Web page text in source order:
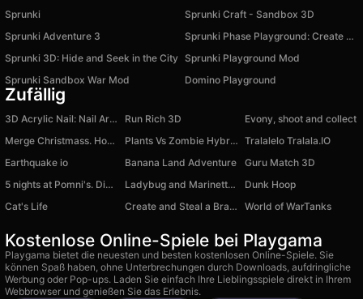
Sprunki
Sprunki Craft - Sandbox 3D
Sprunki Adventure 3
Sprunki Phase Playground: Create Sprunki and Music
Sprunki 3D: Hide and Seek in the City Sprunki Playground Mod
Sprunki Sandbox War Mod
Domino Playground
Zufällig
3D Acrylic Nail: Nail Art Game Run Rich 3D
Evony, shoot and collect
Merge Christmass. Home Design.
Plants Vs Zombie Hybrid Story Mod Tralalelo Tralala.IO
Earthquake io
Banana Land Adventure
Guru Match 3D
5 nights at Pomni's. Digital circus!
Ladybug and Marinette Puzzles
Dunk Hoop
Cat's Life
Create and Steal a Brainrot! Italian Animals World of WarTanks
Kostenlose Online-Spiele bei Playgama
Playgama bietet die neuesten und besten kostenlosen Online-Spiele. Sie
können Spaß haben, ohne Unterbrechungen durch Downloads, aufdringliche
Werbung oder Pop-ups. Laden Sie einfach Ihre Lieblingsspiele direkt in Ihrem
Webbrowser und genießen Sie das Erlebnis.